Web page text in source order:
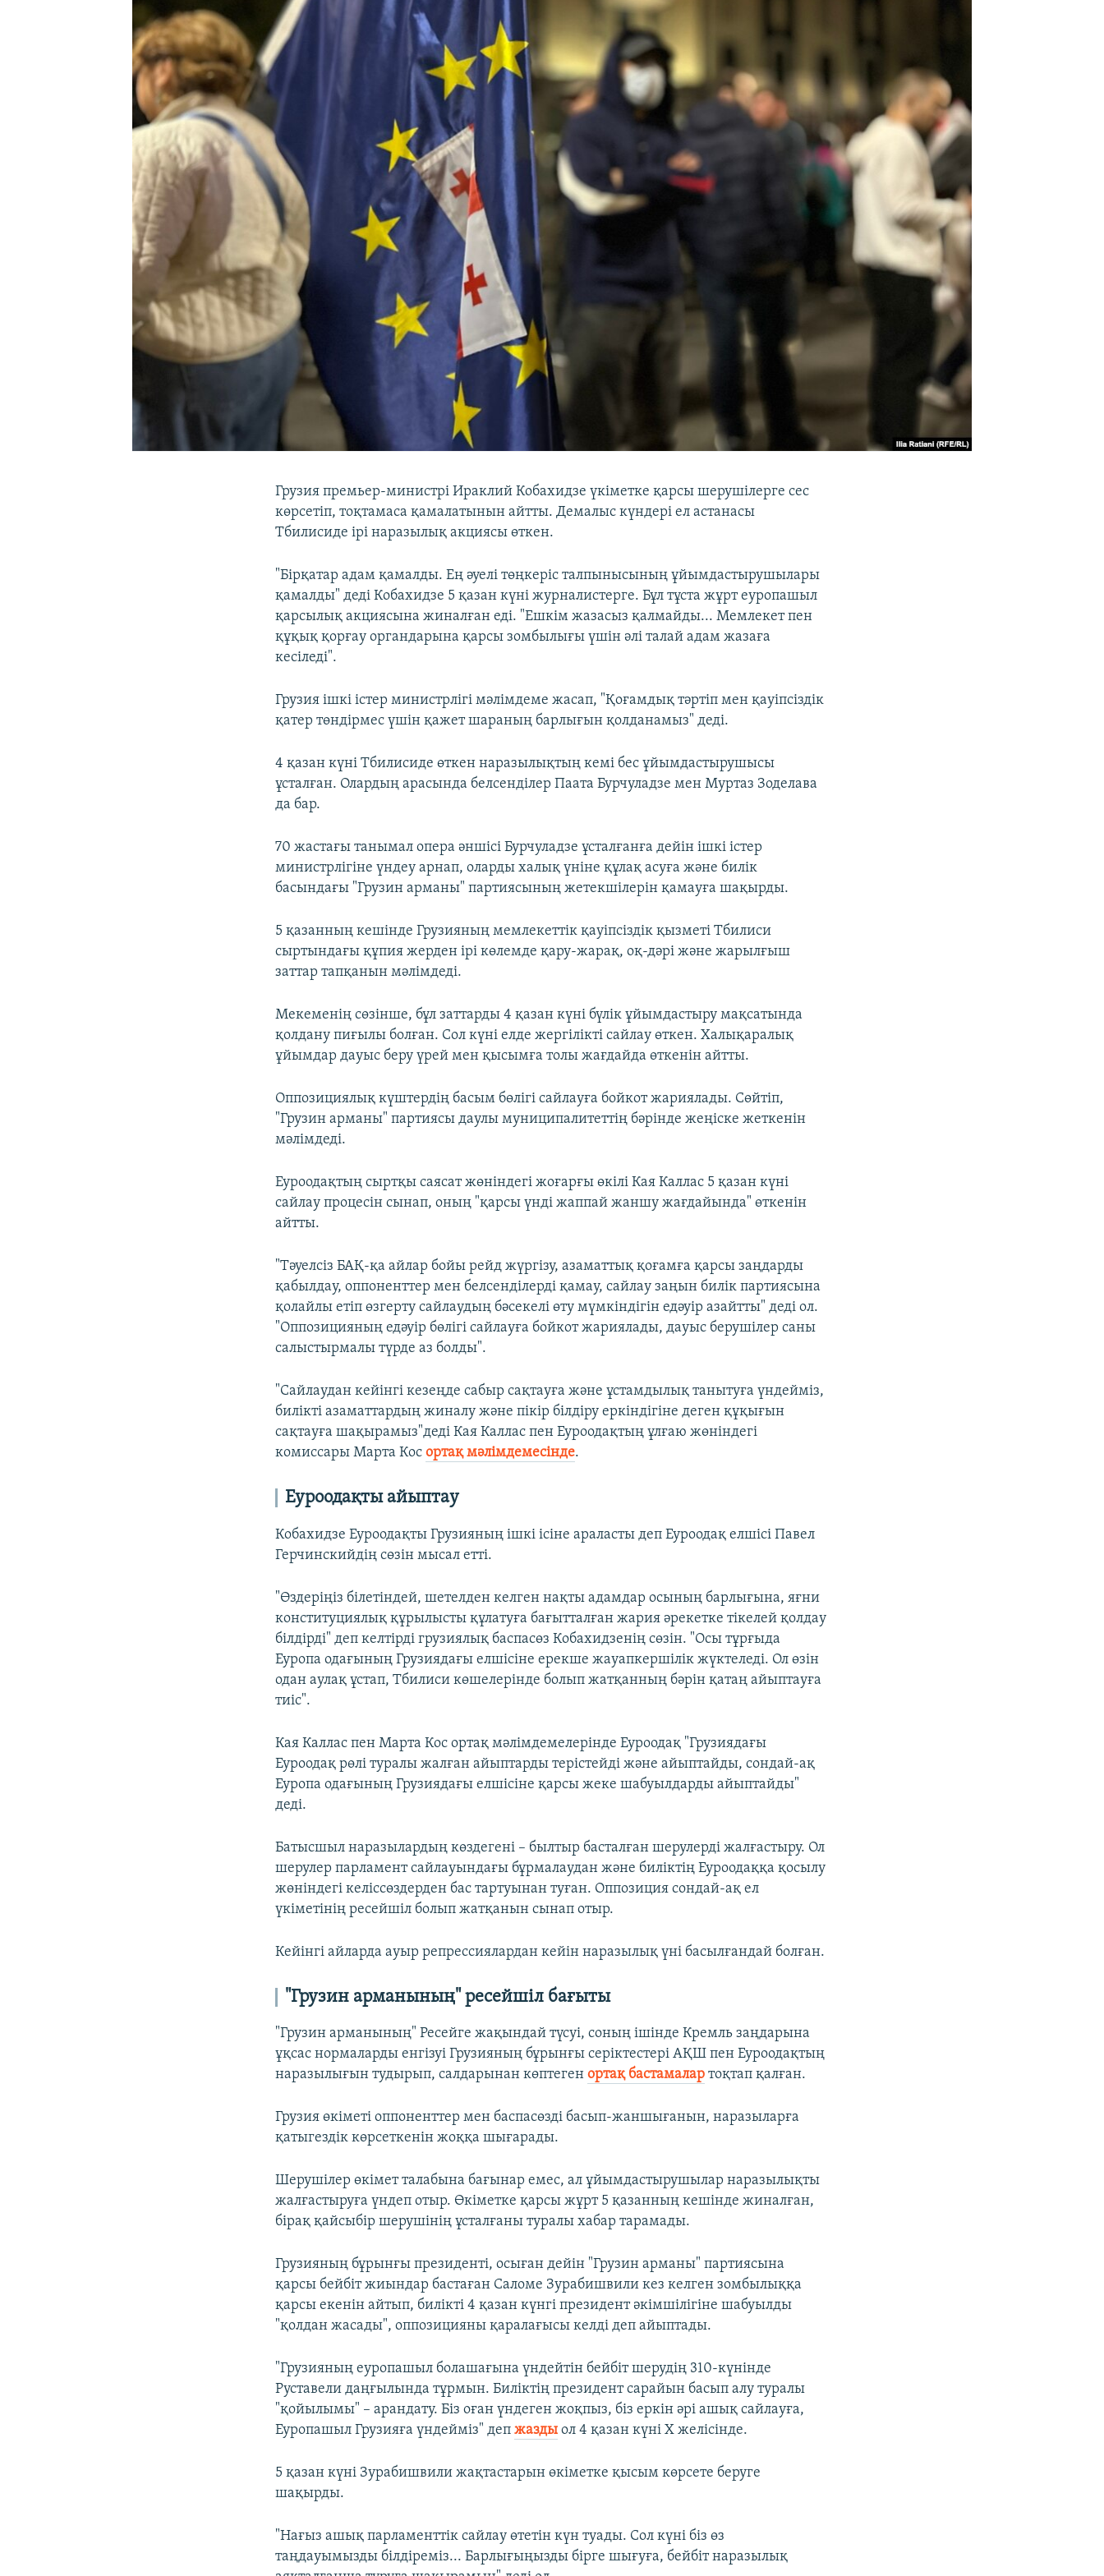
Грузия премьер-министрі Ираклий Кобахидзе үкіметке қарсы шерушілерге сес
көрсетіп, тоқтамаса қамалатынын айтты. Демалыс күндері ел астанасы
Тбилисиде ірі наразылық акциясы өткен.
"Бірқатар адам қамалды. Ең әуелі төңкеріс талпынысының ұйымдастырушылары
қамалды" деді Кобахидзе 5 қазан күні журналистерге. Бұл тұста жұрт еуропашыл
қарсылық акциясына жиналған еді. "Ешкім жазасыз қалмайды... Мемлекет пен
құқық қорғау органдарына қарсы зомбылығы үшін әлі талай адам жазаға
кесіледі".
Грузия ішкі істер министрлігі мәлімдеме жасап, "Қоғамдық тәртіп мен қауіпсіздік
қатер төндірмес үшін қажет шараның барлығын қолданамыз" деді.
4 қазан күні Тбилисиде өткен наразылықтың кемі бес ұйымдастырушысы
ұсталған. Олардың арасында белсенділер Паата Бурчуладзе мен Муртаз Зоделава
да бар.
70 жастағы танымал опера әншісі Бурчуладзе ұсталғанға дейін ішкі істер
министрлігіне үндеу арнап, оларды халық үніне құлақ асуға және билік
басындағы "Грузин арманы" партиясының жетекшілерін қамауға шақырды.
5 қазанның кешінде Грузияның мемлекеттік қауіпсіздік қызметі Тбилиси
сыртындағы құпия жерден ірі көлемде қару-жарақ, оқ-дәрі және жарылғыш
заттар тапқанын мәлімдеді.
Мекеменің сөзінше, бұл заттарды 4 қазан күні бүлік ұйымдастыру мақсатында
қолдану пиғылы болған. Сол күні елде жергілікті сайлау өткен. Халықаралық
ұйымдар дауыс беру үрей мен қысымға толы жағдайда өткенін айтты.
Оппозициялық күштердің басым бөлігі сайлауға бойкот жариялады. Сөйтіп,
"Грузин арманы" партиясы даулы муниципалитеттің бәрінде жеңіске жеткенін
мәлімдеді.
Еуроодақтың сыртқы саясат жөніндегі жоғарғы өкілі Кая Каллас 5 қазан күні
сайлау процесін сынап, оның "қарсы үнді жаппай жаншу жағдайында" өткенін
айтты.
"Тәуелсіз БАҚ-қа айлар бойы рейд жүргізу, азаматтық қоғамға қарсы заңдарды
қабылдау, оппоненттер мен белсенділерді қамау, сайлау заңын билік партиясына
қолайлы етіп өзгерту сайлаудың бәсекелі өту мүмкіндігін едәуір азайтты" деді ол.
"Оппозицияның едәуір бөлігі сайлауға бойкот жариялады, дауыс берушілер саны
салыстырмалы түрде аз болды".
"Сайлаудан кейінгі кезеңде сабыр сақтауға және ұстамдылық танытуға үндейміз,
билікті азаматтардың жиналу және пікір білдіру еркіндігіне деген құқығын
сақтауға шақырамыз"деді Кая Каллас пен Еуроодақтың ұлғаю жөніндегі
комиссары Марта Косортақ мәлімдемесінде.
Еуроодақты айыптау
Кобахидзе Еуроодақты Грузияның ішкі ісіне араласты деп Еуроодақ елшісі Павел
Герчинскийдің сөзін мысал етті.
"Өздеріңіз білетіндей, шетелден келген нақты адамдар осының барлығына, яғни
конституциялық құрылысты құлатуға бағытталған жария әрекетке тікелей қолдау
білдірді" деп келтірді грузиялық баспасөз Кобахидзенің сөзін. "Осы тұрғыда
Еуропа одағының Грузиядағы елшісіне ерекше жауапкершілік жүктеледі. Ол өзін
одан аулақ ұстап, Тбилиси көшелерінде болып жатқанның бәрін қатаң айыптауға
тиіс".
Кая Каллас пен Марта Кос ортақ мәлімдемелерінде Еуроодақ "Грузиядағы
Еуроодақ рөлі туралы жалған айыптарды терістейді және айыптайды, сондай-ақ
Еуропа одағының Грузиядағы елшісіне қарсы жеке шабуылдарды айыптайды"
деді.
Батысшыл наразылардың көздегені – былтыр басталған шерулерді жалғастыру. Ол
шерулер парламент сайлауындағы бұрмалаудан және биліктің Еуроодаққа қосылу
жөніндегі келіссөздерден бас тартуынан туған. Оппозиция сондай-ақ ел
үкіметінің ресейшіл болып жатқанын сынап отыр.
Кейінгі айларда ауыр репрессиялардан кейін наразылық үні басылғандай болған.
"Грузин арманының" ресейшіл бағыты
"Грузин арманының" Ресейге жақындай түсуі, соның ішінде Кремль заңдарына
ұқсас нормаларды енгізуі Грузияның бұрынғы серіктестері АҚШ пен Еуроодақтың
наразылығын тудырып, салдарынан көптегенортақ бастамалар тоқтап қалған.
Грузия өкіметі оппоненттер мен баспасөзді басып-жаншығанын, наразыларға
қатыгездік көрсеткенін жоққа шығарады.
Шерушілер өкімет талабына бағынар емес, ал ұйымдастырушылар наразылықты
жалғастыруға үндеп отыр. Өкіметке қарсы жұрт 5 қазанның кешінде жиналған,
бірақ қайсыбір шерушінің ұсталғаны туралы хабар тарамады.
Грузияның бұрынғы президенті, осыған дейін "Грузин арманы" партиясына
қарсы бейбіт жиындар бастаған Саломе Зурабишвили кез келген зомбылыққа
қарсы екенін айтып, билікті 4 қазан күнгі президент әкімшілігіне шабуылды
"қолдан жасады", оппозицияны қаралағысы келді деп айыптады.
"Грузияның еуропашыл болашағына үндейтін бейбіт шерудің 310-күнінде
Руставели даңғылында тұрмын. Биліктің президент сарайын басып алу туралы
"қойылымы" – арандату. Біз оған үндеген жоқпыз, біз еркін әрі ашық сайлауға,
Еуропашыл Грузияға үндейміз" депжазды ол 4 қазан күні X желісінде.
5 қазан күні Зурабишвили жақтастарын өкіметке қысым көрсете беруге
шақырды.
"Нағыз ашық парламенттік сайлау өтетін күн туады. Сол күні біз өз
таңдауымызды білдіреміз... Барлығыңызды бірге шығуға, бейбіт наразылық